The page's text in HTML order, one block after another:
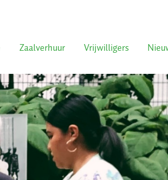
Zaalverhuur Vrijwilligers